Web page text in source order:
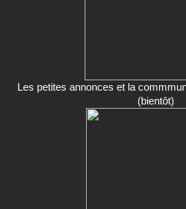
Les petites annonces et la
(bientôt)